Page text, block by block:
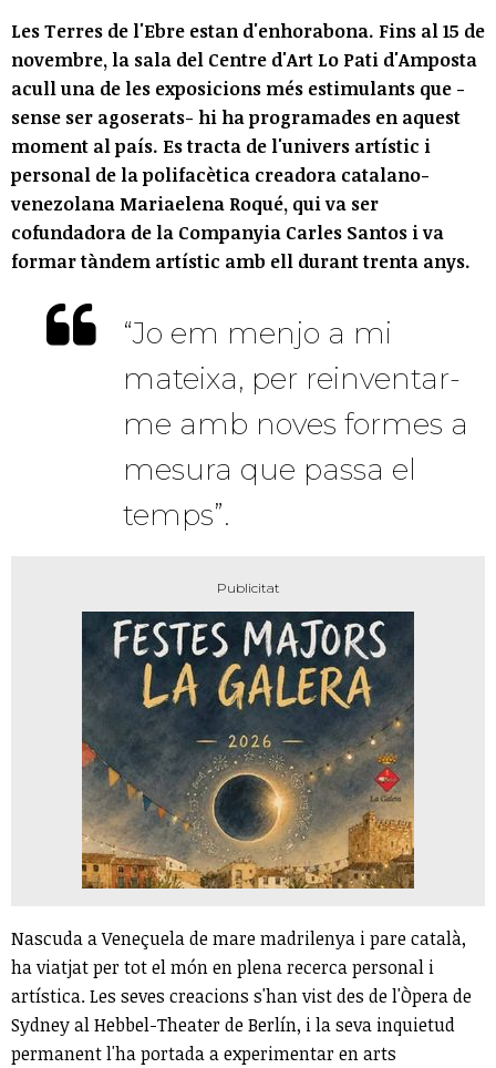
Les Terres de l'Ebre estan d'enhorabona. Fins al 15 de
novembre, la sala del Centre d'Art Lo Pati d'Amposta
acull una de les exposicions més estimulants que -
sense ser agoserats- hi ha programades en aquest
moment al país. Es tracta de l'univers artístic i
personal de la polifacètica creadora catalano-
venezolana Mariaelena Roqué, qui va ser
cofundadora de la Companyia Carles Santos i va
formar tàndem artístic amb ell durant trenta anys.
“Jo em menjo a mi
mateixa, per reinventar-
me amb noves formes a
mesura que passa el
temps”.
Nascuda a Veneçuela de mare madrilenya i pare català,
ha viatjat per tot el món en plena recerca personal i
artística. Les seves creacions s'han vist des de l'Òpera de
Sydney al Hebbel-Theater de Berlín, i la seva inquietud
permanent l'ha portada a experimentar en arts